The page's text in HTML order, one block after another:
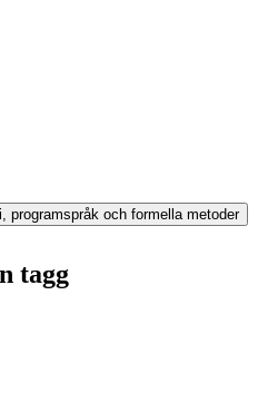
programspråk och formella metoder
tagg